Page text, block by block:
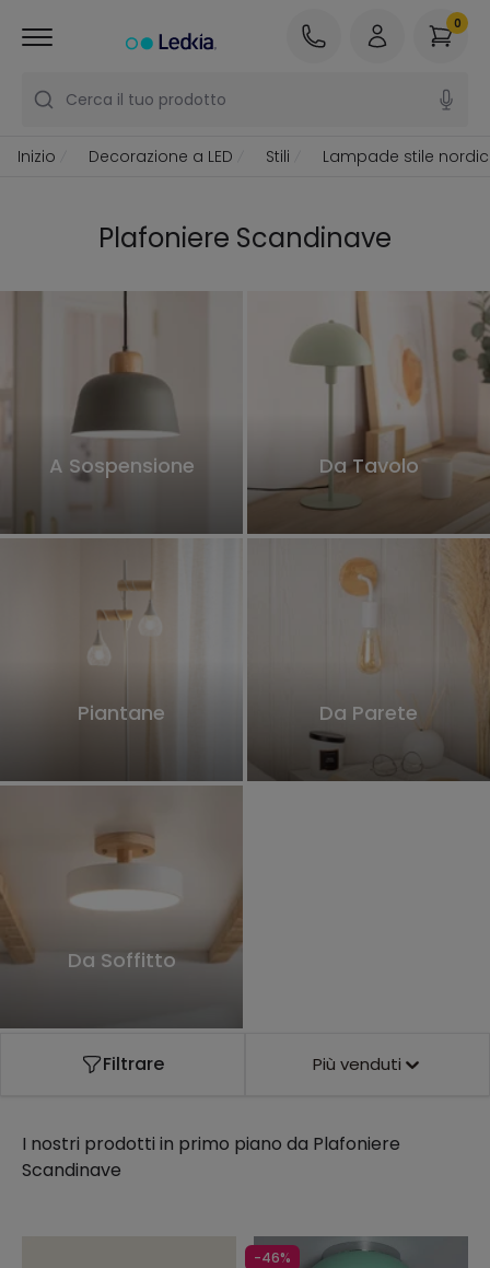
Cerca il tuo prodotto
0
Inizio Decorazione a LED Stili Lampade stile
Plafoniere Scandinave
A Sospensione Da Tavolo
Piantane Da Parete
Da Soffitto
Filtrare Più venduti
I nostri prodotti in primo piano da Plafoniere
Scandinave
-46%